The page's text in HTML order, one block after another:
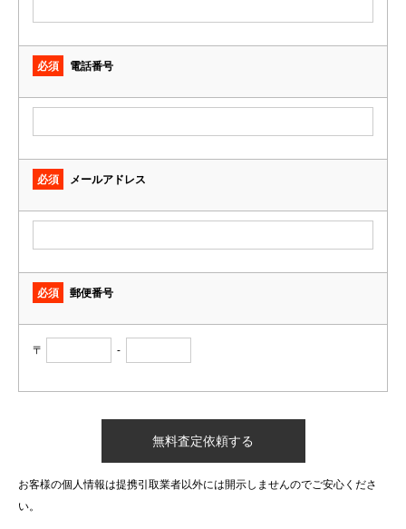
必須 電話番号
必須 メールアドレス
必須 郵便番号
〒 -
お客様の個人情報は提携引取業者以外には開示しませんのでご安心くださ
い。